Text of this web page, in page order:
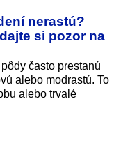
nerastú?
si pozor na
často prestanú
alebo modrastú. To
alebo trvalé